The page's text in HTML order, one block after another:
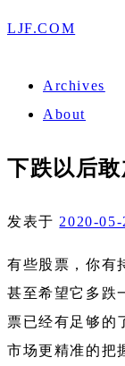
LJF.COM
Archives
About
下跌以后敢
发表于 2020-05-
有些股票，你有
甚至希望它多跌
票已经有足够的
市场更精准的把